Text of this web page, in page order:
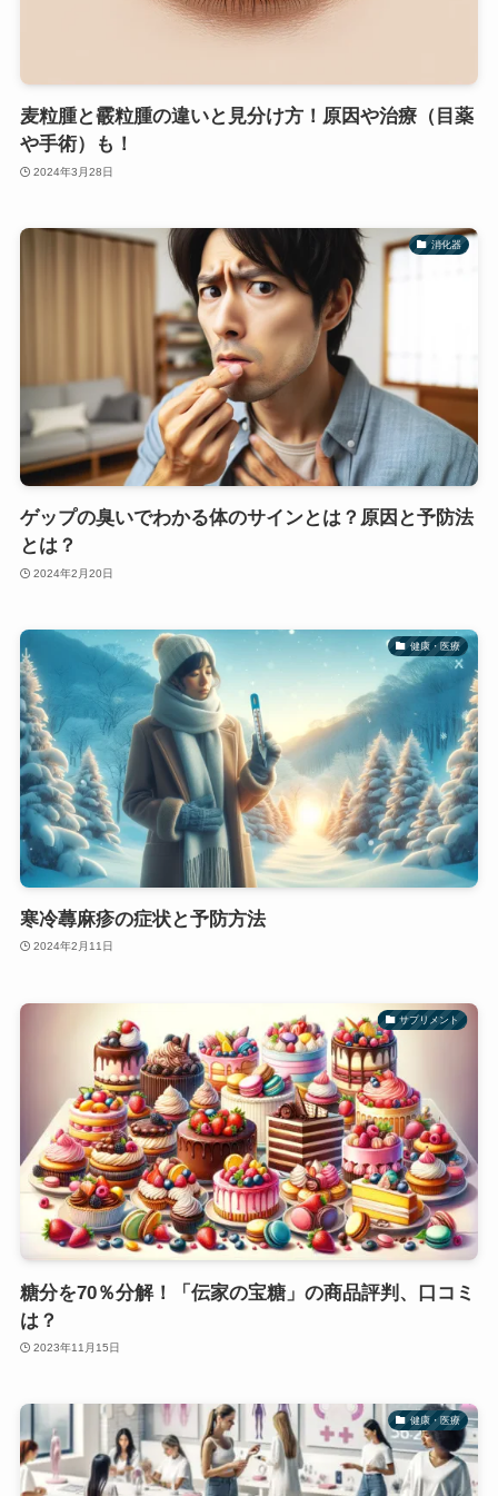
麦粒腫と霰粒腫の違いと見分け方！原因や治療（目薬
や手術）も！
2024年3月28日
消化器
ゲップの臭いでわかる体のサインとは？原因と予防法
とは？
2024年2月20日
健康・医療
寒冷蕁麻疹の症状と予防方法
2024年2月11日
サプリメント
糖分を70％分解！「伝家の宝糖」の商品評判、口コミ
は？
2023年11月15日
健康・医療